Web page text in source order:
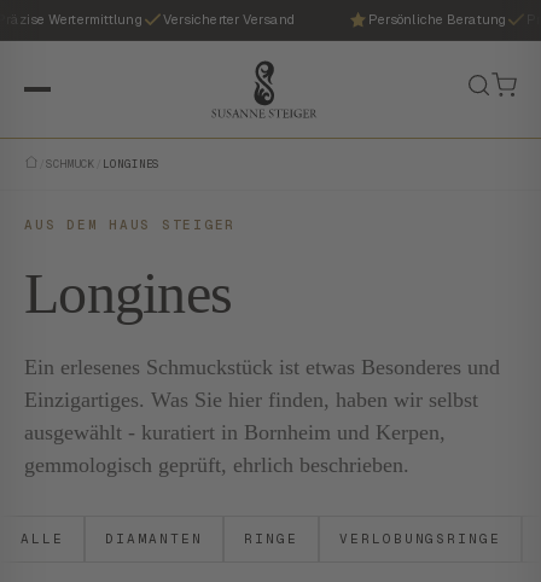
Wertermittlung Versicherter Versand Persönliche Beratung
SCHMUCK LONGINES
AUS DEM HAUS STEIGER
Longines
Ein erlesenes Schmuckstück ist etwas Besonderes und
Einzigartiges. Was Sie hier finden, haben wir selbst
ausgewählt - kuratiert in Bornheim und Kerpen,
gemmologisch geprüft, ehrlich beschrieben.
ALLE DIAMANTEN RINGE VERLOBUNGSRINGE